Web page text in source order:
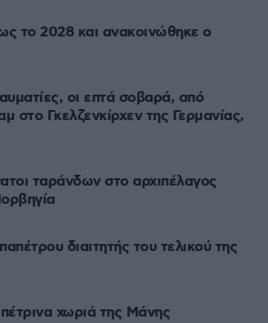
το 2028 και ανακοινώθηκε ο
οι επτά σοβαρά, από
της Γερμανίας,
ταράνδων στο αρχιπέλαγος
διαιτητής του τελικού της
χωριά της Μάνης